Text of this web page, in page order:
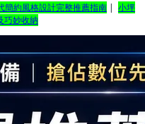
簡約風格設計完整推薦指南 | 小坪
巧妙收納